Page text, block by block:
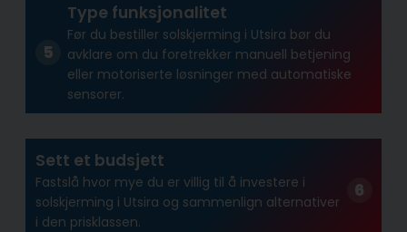
Type funksjonalitet
Før du bestiller solskjerming i Utsira bør du
avklare om du foretrekker manuell betjening
eller motoriserte løsninger med automatiske
sensorer.
Sett et budsjett
Fastslå hvor mye du er villig til å investere i
solskjerming i Utsira og sammenlign alternativer
i den prisklassen.